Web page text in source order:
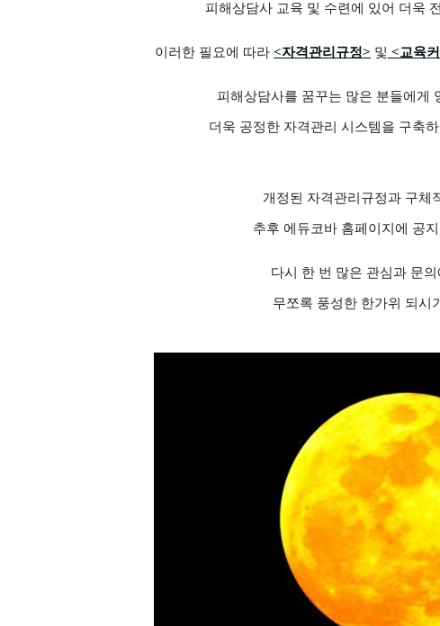
피해상담사 교육 및 수련에 있어 더욱
이러한 필요에 따라 <자격관리규정> 및 <교육
피해상담사를 꿈꾸는 많은 분들에게
더욱 공정한 자격관리 시스템을 구축
개정된 자격관리규정과 구체
추후 에듀코바 홈페이지에 공
다시 한 번 많은 관심과 문
무쪼록 풍성한 한가위 되시